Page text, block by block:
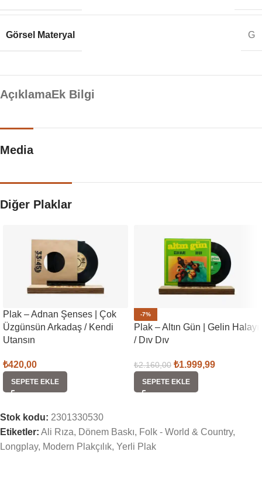
Görsel Materyal G
AçıklamaEk Bilgi
Media
Diğer Plaklar
Plak – Adnan Şenses | Çok
Üzgünsün Arkadaş / Kendi
Utansın
₺420,00
SEPETE EKLE
-7%
Plak – Altın Gün | Gelin Halayı
/ Dıv Dıv
₺2.160,00 ₺1.999,99
SEPETE EKLE
Stok kodu: 2301330530
Etiketler: Ali Rıza, Dönem Baskı, Folk - World & Country,
Longplay, Modern Plakçılık, Yerli Plak